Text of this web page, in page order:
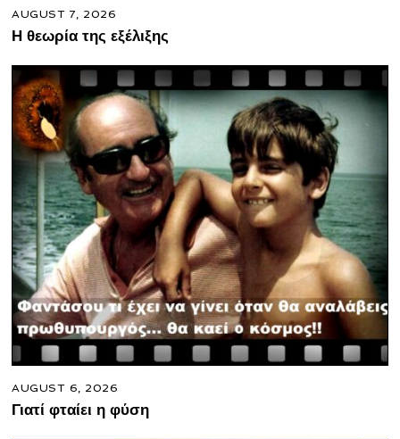
AUGUST 7, 2026
Η θεωρία της εξέλιξης
AUGUST 6, 2026
Γιατί φταίει η φύση